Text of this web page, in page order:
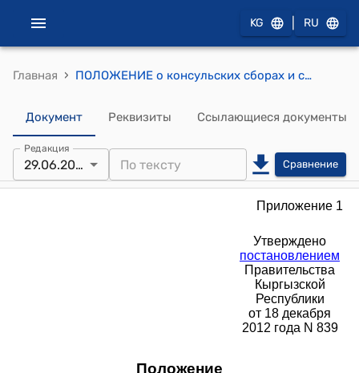
KG RU
Главная › ПОЛОЖЕНИЕ о консульских сборах и сборах за фактические расходы (утверждено постановлением Правительства Кыргызской Республики от 18 декабря 2012 года № 839)
Документ Реквизиты Ссылающиеся документы
Редакция
29.06.2026 Сравнение